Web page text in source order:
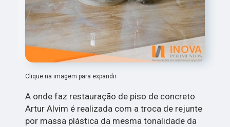
Clique na imagem para expandir
A onde faz restauração de piso de concreto
Artur Alvim é realizada com a troca de rejunte
por massa plástica da mesma tonalidade da